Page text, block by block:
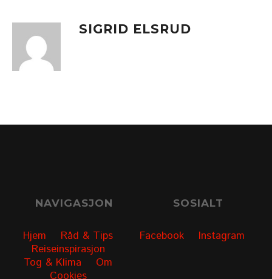
SIGRID ELSRUD
NAVIGASJON
Hjem
Råd & Tips
Reiseinspirasjon
Tog & Klima
Om
Cookies
SOSIALT
Facebook Instagram